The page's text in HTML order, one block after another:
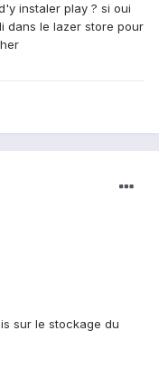
instaler play ? si oui
dans le lazer store pour
sur le stockage du